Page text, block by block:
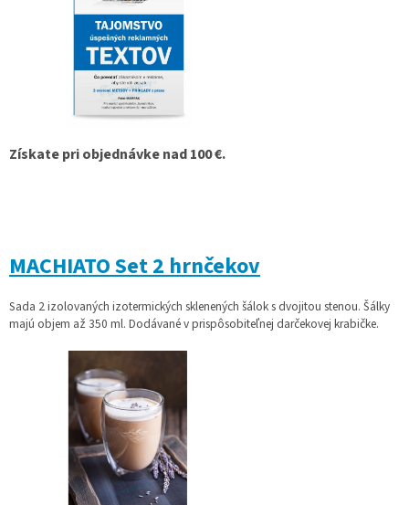
Získate pri objednávke nad 100 €.
MACHIATO Set 2 hrnčekov
Sada 2 izolovaných izotermických sklenených šálok s dvojitou stenou. Šálky
majú objem až 350 ml. Dodávané v prispôsobiteľnej darčekovej krabičke.